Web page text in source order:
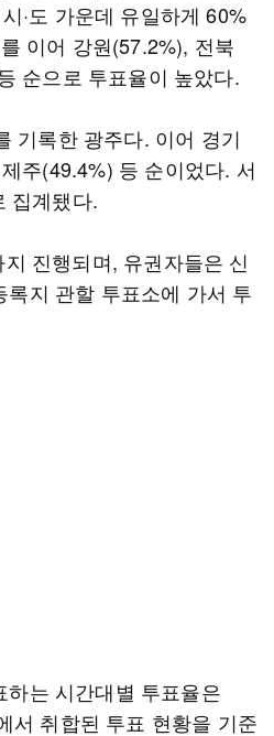
·도 가운데 유일하게 60%
이어 강원(57.2%), 전북
순으로 투표율이 높았다.
기록한 광주다. 이어 경기
주(49.4%) 등 순이었다. 서
집계됐다.
진행되며, 유권자들은 신
지 관할 투표소에 가서 투
는 시간대별 투표율은
서 취합된 투표 현황을 기준